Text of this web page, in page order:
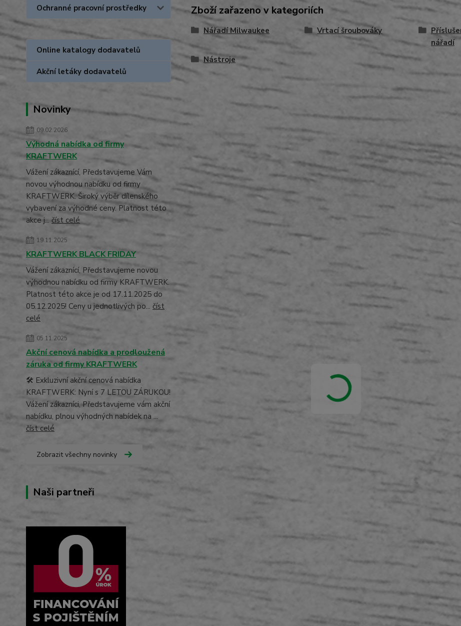
Ochranné pracovní prostředky
Online katalogy dodavatelů
Akční letáky dodavatelů
Novinky
09.02.2026
Výhodná nabídka od firmy
KRAFTWERK
Vážení zákaznící, Představujeme Vám
novou výhodnou nabídku od firmy
KRAFTWERK. Široký výběr dílenského
vybavení za výhodné ceny. Platnost této
akce j... číst celé
19.11.2025
KRAFTWERK BLACK FRIDAY
Vážení zákaznící, Představujeme novou
výhodnou nabídku od firmy KRAFTWERK.
Platnost této akce je od 17.11.2025 do
05.12.2025! Ceny u jednotlivých po... číst
celé
05.11.2025
Akční cenová nabídka a prodloužená
záruka od firmy KRAFTWERK
🛠️ Exkluzivní akční cenová nabídka
KRAFTWERK: Nyní s 7 LETOU ZÁRUKOU!
Vážení zákazníci, Představujeme vám akční
nabídku, plnou výhodných nabídek na ...
číst celé
Zobrazit všechny novinky
Naši partneři
Zboží zařazeno v kategoriích
Nářadí Milwaukee Vrtací šroubováky
nářadí
Nástroje